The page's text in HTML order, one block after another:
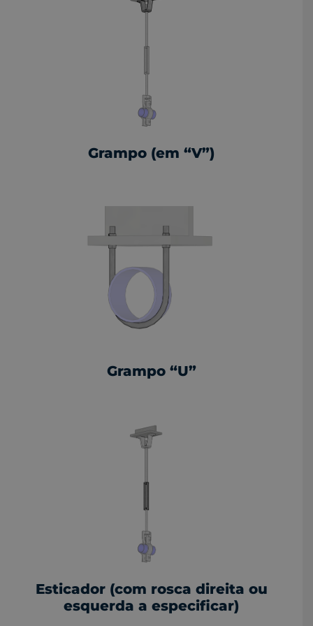
Grampo (em “V”)
Grampo “U”
Esticador (com rosca direita ou
esquerda a especificar)